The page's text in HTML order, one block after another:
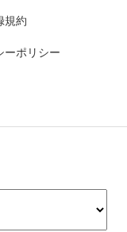
規約
ーポリシー